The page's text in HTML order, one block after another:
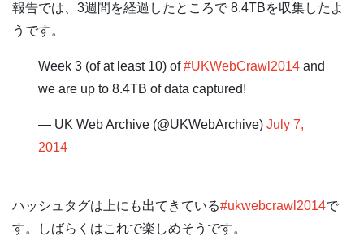
報告では、3週間を経過したところで 8.4TBを収集したよ
うです。
Week 3 (of at least 10) of#UKWebCrawl2014 and
we are up to 8.4TB of data captured!
— UK Web Archive (@UKWebArchive) July 7,
2014
ハッシュタグは上にも出てきている#ukwebcrawl2014で
す。しばらくはこれで楽しめそうです。